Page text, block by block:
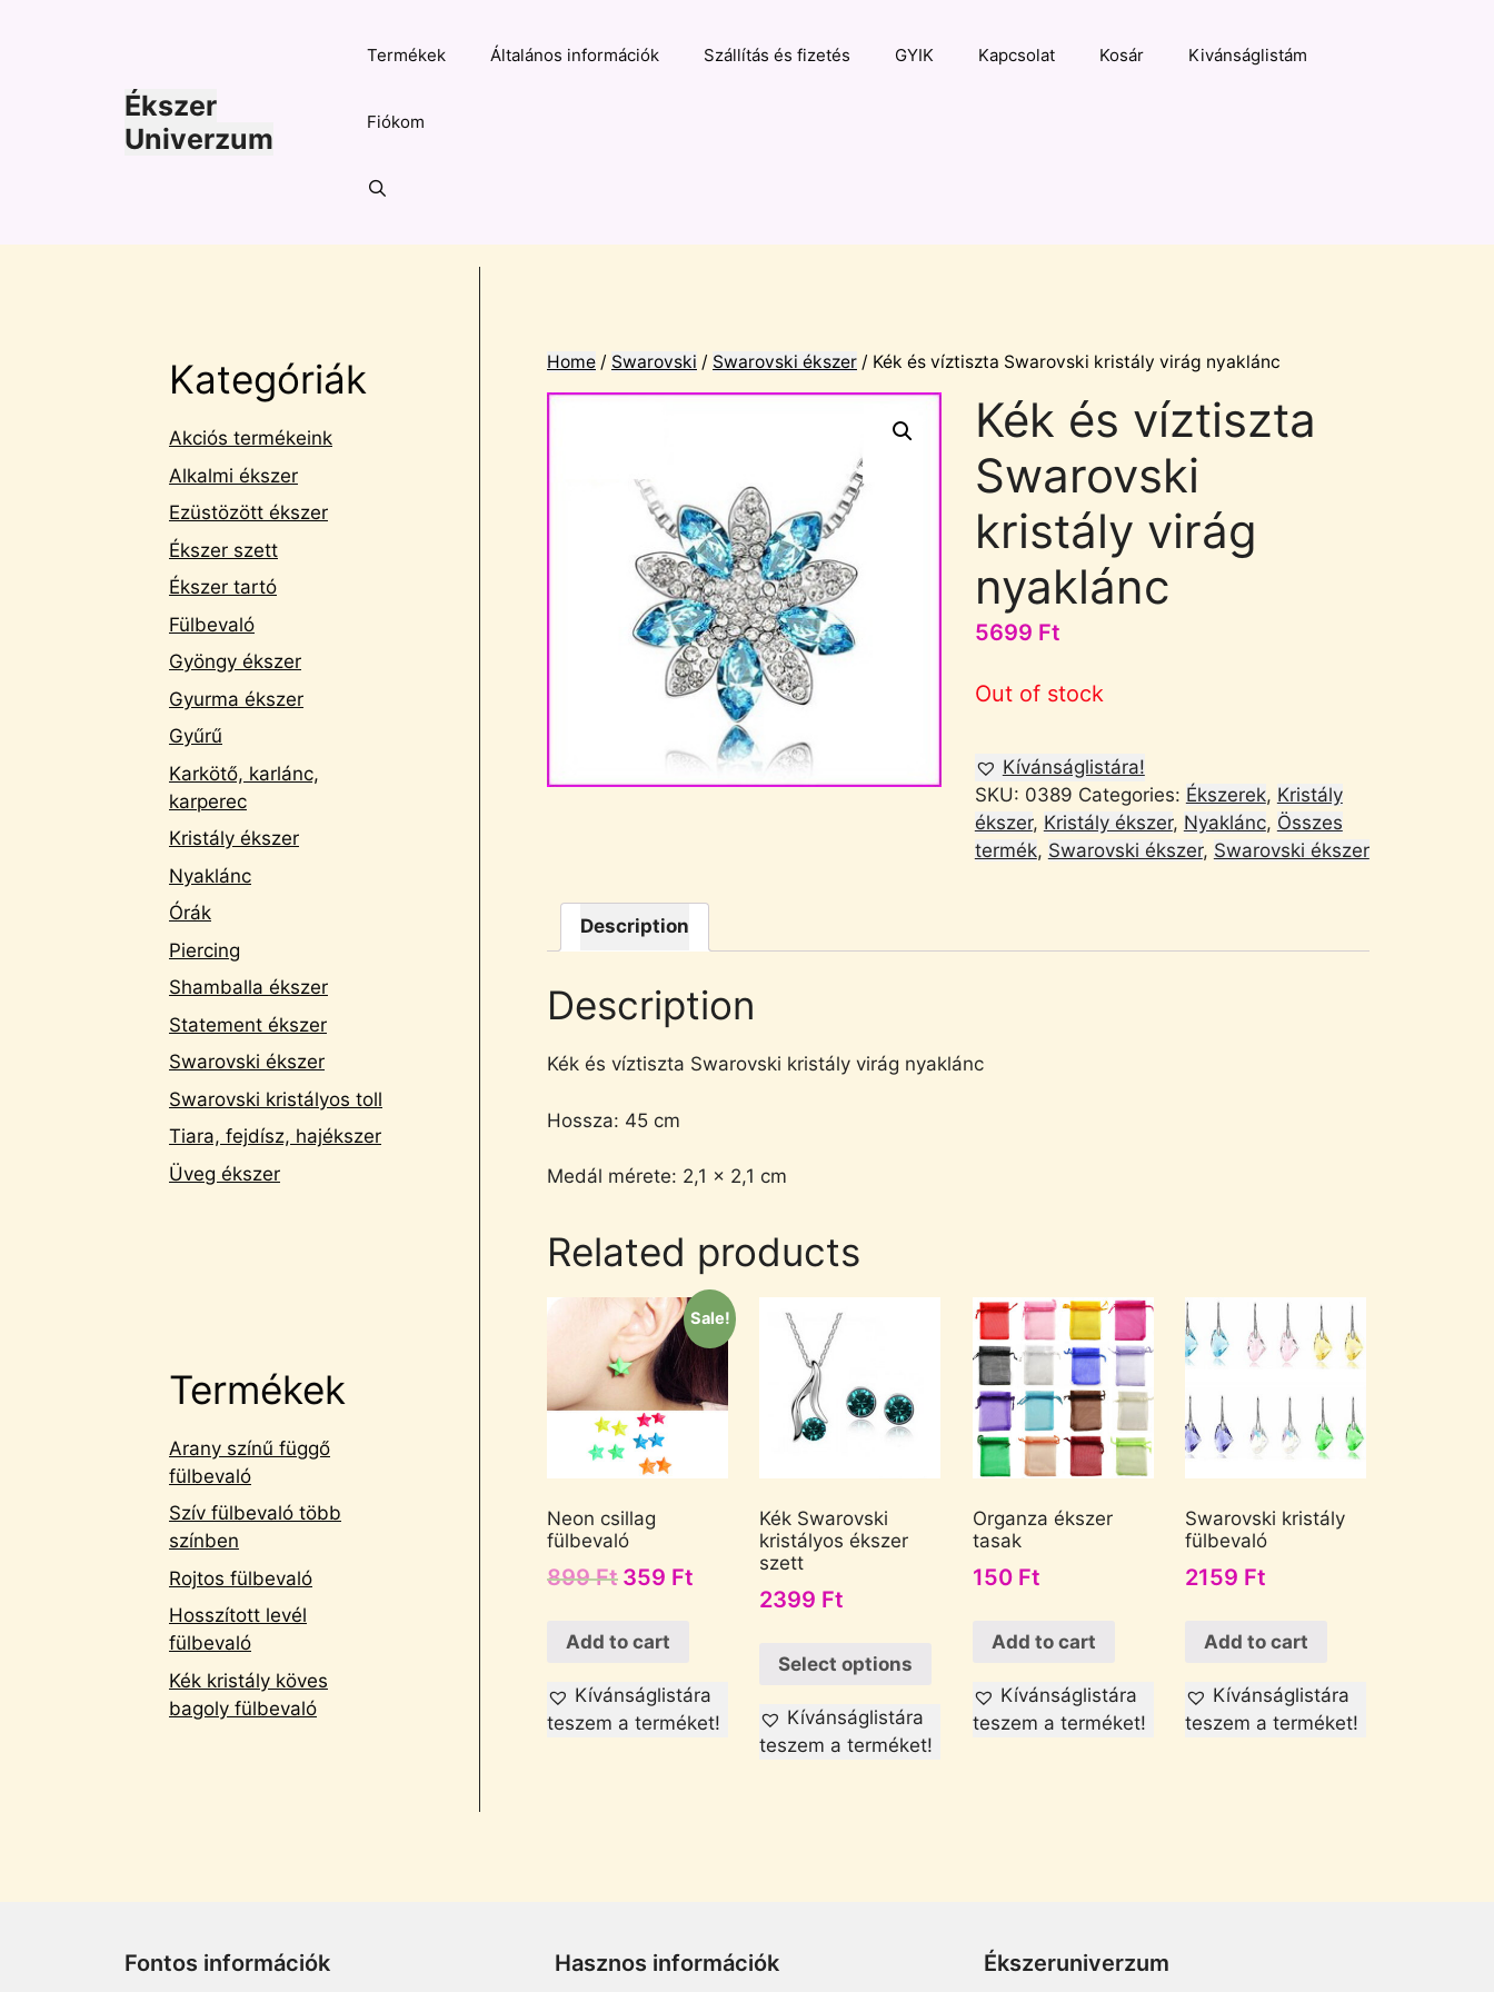
Ékszer
Univerzum
Termékek Általános információk Szállítás és fizetés GYIK Kapcsolat Kosár Kivánságlistám
Fiókom
Home / Swarovski / Swarovski ékszer / Kék és víztiszta Swarovski kristály virág nyaklánc
Kék és víztiszta
Swarovski
kristály virág
nyaklánc
5699 Ft
Out of stock
Kívánságlistára!
SKU: 0389 Categories: Ékszerek, Kristály
ékszer, Kristály ékszer, Nyaklánc, Összes
termék, Swarovski ékszer, Swarovski ékszer
Description
Description
Kék és víztiszta Swarovski kristály virág nyaklánc
Hossza: 45 cm
Medál mérete: 2,1 x 2,1 cm
Related products
Sale!
Neon csillag
fülbevaló
899Ft 359 Ft
Add to cart
Kívánságlistára
teszem a terméket!
Kék Swarovski
kristályos ékszer
szett
2399 Ft
Select options
Kívánságlistára
teszem a terméket!
Organza ékszer
tasak
150 Ft
Add to cart
Kívánságlistára
teszem a terméket!
Swarovski kristály
fülbevaló
2159 Ft
Add to cart
Kívánságlistára
teszem a terméket!
Kategóriák
Akciós termékeink
Alkalmi ékszer
Ezüstözött ékszer
Ékszer szett
Ékszer tartó
Fülbevaló
Gyöngy ékszer
Gyurma ékszer
Gyűrű
Karkötő, karlánc,
karperec
Kristály ékszer
Nyaklánc
Órák
Piercing
Shamballa ékszer
Statement ékszer
Swarovski ékszer
Swarovski kristályos toll
Tiara, fejdísz, hajékszer
Üveg ékszer
Termékek
Arany színű függő
fülbevaló
Szív fülbevaló több
színben
Rojtos fülbevaló
Hosszított levél
fülbevaló
Kék kristály köves
bagoly fülbevaló
Fontos információk Hasznos információk Ékszeruniverzum